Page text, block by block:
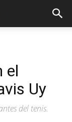
el
Uy
del tenis.